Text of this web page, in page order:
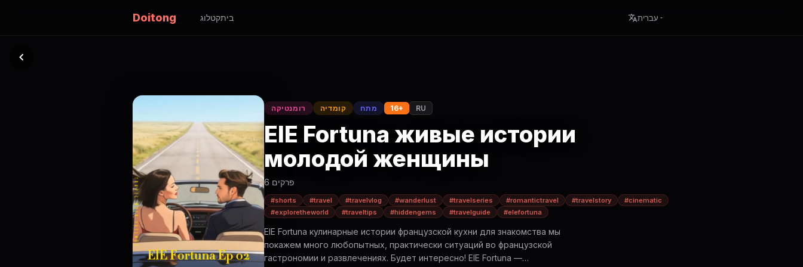
Doitong קטלוגבית עברית
רומנטיקה קומדיה מתח 16+ RU
ElE Fortuna живые истории
молодой женщины
6 פרקים
#shorts #travel #travelvlog #wanderlust #travelseries #romantictravel #travelstory
#cinematic
#exploretheworld
#traveltips #hiddengems #travelguide #elefortuna
ElE Fortuna кулинарные истории французской кухни для знакомства мы
покажем много любопытных, практически ситуаций во французской
гастрономии и развлечениях. Будет интересно! ElE Fortuna —